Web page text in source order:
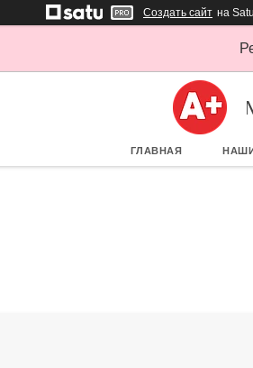
Создать сайт на
ГЛАВНАЯ